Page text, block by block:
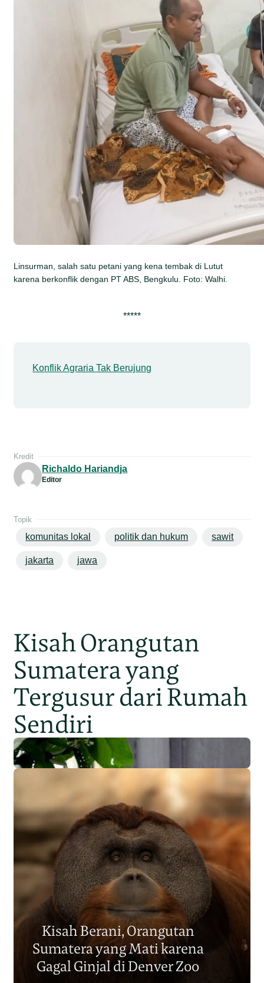
Linsurman, salah satu petani yang kena tembak di Lutut
karena berkonflik dengan PT ABS, Bengkulu. Foto: Walhi.
*****
Konflik Agraria Tak Berujung
Kredit
Richaldo Hariandja
Editor
Topik
komunitas lokal politik dan hukum sawit
jakarta jawa
Kisah Orangutan
Sumatera yang
Tergusur dari Rumah
Sendiri
Populasi Orangutan
Sumatera Berkurang 2.700
Individu dalam Satu Dekade?
Junaidi Hanafiah 14 Jul 2026
Kisah Berani, Orangutan
Sumatera yang Mati karena
Gagal Ginjal di Denver Zoo